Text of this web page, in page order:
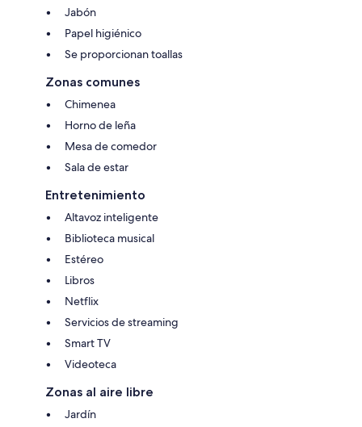
Jabón
Papel higiénico
Se proporcionan toallas
Zonas comunes
Chimenea
Horno de leña
Mesa de comedor
Sala de estar
Entretenimiento
Altavoz inteligente
Biblioteca musical
Estéreo
Libros
Netflix
Servicios de streaming
Smart TV
Videoteca
Zonas al aire libre
Jardín